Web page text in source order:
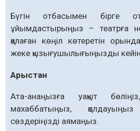
Бүгін отбасымен бірге
ұйымдастырыңыз – театрға
қалаған көңіл көтеретін
жеке қызығушылығыңызды
Арыстан
Ата-анаңызға уақыт
махаббатыңыз,
сөздеріңізді аямаңыз.